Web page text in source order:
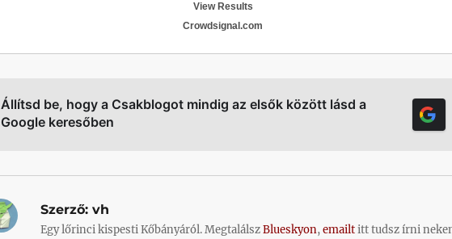
View Results
Crowdsignal.com
Állítsd be, hogy a Csakblogot mindig az elsők között lásd a
Google keresőben
Szerző:vh
Egy lőrinci kispesti Kőbányáról. MegtalálszBlueskyon,emailtitt tudsz írni